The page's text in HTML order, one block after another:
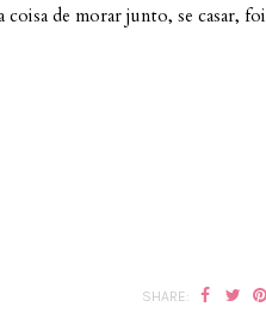
de morar junto, se casar, foi
SHARE: